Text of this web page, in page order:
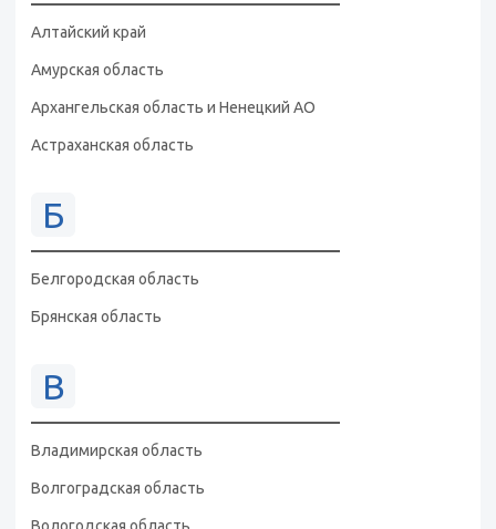
Алтайский край
Амурская область
Архангельская область и Ненецкий АО
Астраханская область
Б
Белгородская область
Брянская область
В
Владимирская область
Волгоградская область